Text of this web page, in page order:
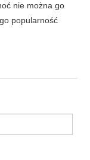
nie można go
popularność